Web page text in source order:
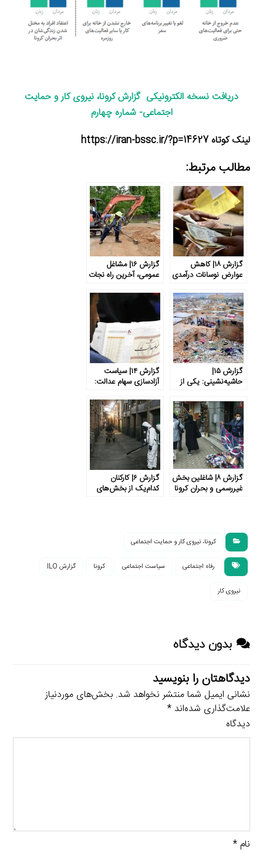
دریافت نسخه الکترونیکی گزارش کرونا، نیروی کار و حمایت
اجتماعی- شماره چهارم
لینک کوتاه https://iran-bssc.ir/?p=14627
مطالب مرتبط:
گزارش ۱۸| کاهش
عوارض نوسانات درآمدی
اعتبارات خرد
گزارش ۱۶| مشاغل
عمومی، آخرین راه نجات
گزارش ۱۵|
حاشیه‌نشینی: یکی از
حوزه آسیب‌های
اجتماعی
گزارش ۱۴| سیاست
آزادسازی سهام عدالت:
هزار میلیارد تومانی
برای ۴۹ میلیون نفر
گزارش ۸| شاغلین بخش
غیررسمی و بحران کرونا
گزارش ۶| کارکنان
کدام‌یک از بخش‌های
کرونا، نیروی کار و حمایت اجتماعی
رفاه اجتماعی سیاست اجتماعی کرونا گزارش ILO
نیروی کار
بدون دیدگاه
دیدگاهتان را بنویسید
نشانی ایمیل شما منتشر نخواهد شد. بخش‌های موردنیاز
علامت‌گذاری شده‌اند*
دیدگاه
نام*